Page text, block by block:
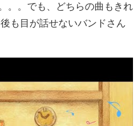
。。でも、どちらの曲もきれ
も目が話せないバンドさん